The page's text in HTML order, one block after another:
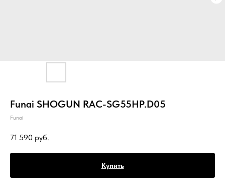
Funai SHOGUN RAC-SG55HP.D05
Funai
71 590 руб.
Купить